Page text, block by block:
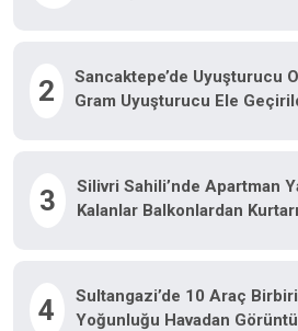
2
Sancaktepe’de Uyuşturucu
Gram Uyuşturucu Ele
3
Silivri Sahili’nde Apartman
Kalanlar Balkonlardan
4
Sultangazi’de 10 Araç
Yoğunluğu Havadan